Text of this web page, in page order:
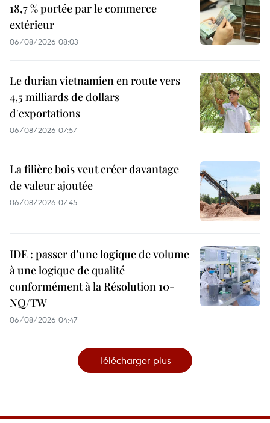
18,7 % portée par le commerce
extérieur
06/08/2026 08:03
Le durian vietnamien en route vers
4,5 milliards de dollars
d'exportations
06/08/2026 07:57
La filière bois veut créer davantage
de valeur ajoutée
06/08/2026 07:45
IDE : passer d'une logique de volume
à une logique de qualité
conformément à la Résolution 10-
NQ/TW
06/08/2026 04:47
Télécharger plus